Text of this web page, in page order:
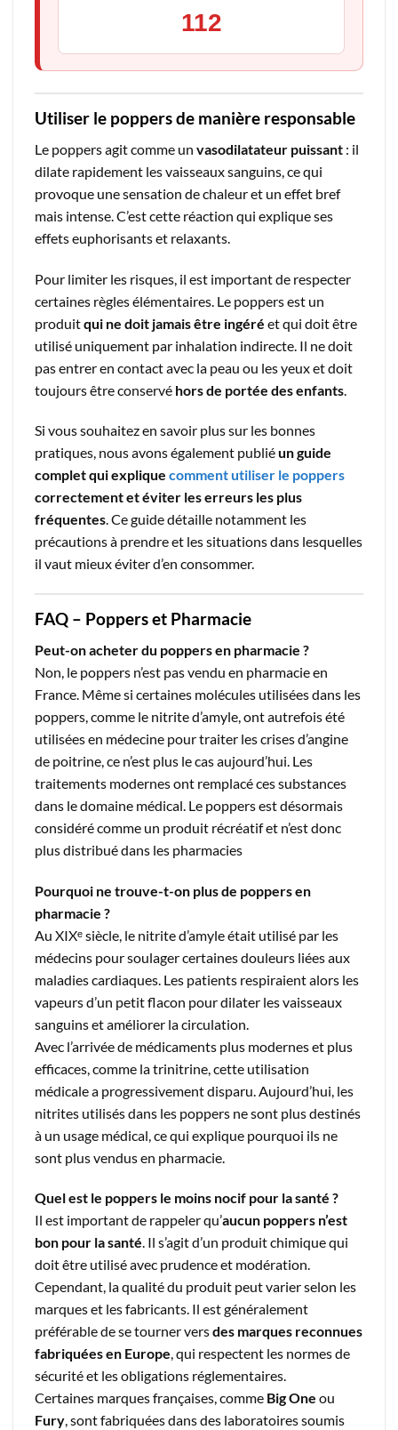
112
Utiliser le poppers de manière responsable
Le poppers agit comme un vasodilatateur puissant : il
dilate rapidement les vaisseaux sanguins, ce qui
provoque une sensation de chaleur et un effet bref
mais intense. C’est cette réaction qui explique ses
effets euphorisants et relaxants.
Pour limiter les risques, il est important de respecter
certaines règles élémentaires. Le poppers est un
produitqui ne doit jamais être ingéré et qui doit être
utilisé uniquement par inhalation indirecte. Il ne doit
pas entrer en contact avec la peau ou les yeux et doit
toujours être conservé hors de portée des enfants
Si vous souhaitez en savoir plus sur les bonnes
pratiques, nous avons également publiéun guide
complet qui explique comment utiliser le poppers
correctement et éviter les erreurs les plus
fréquentes. Ce guide détaille notamment les
précautions à prendre et les situations dans lesquelles
il vaut mieux éviter d’en consommer.
FAQ – Poppers et Pharmacie
Peut-on acheter du poppers en pharmacie ?
Non, le poppers n’est pas vendu en pharmacie en
France. Même si certaines molécules utilisées dans les
poppers, comme le nitrite d’amyle, ont autrefois été
utilisées en médecine pour traiter les crises d’angine
de poitrine, ce n’est plus le cas aujourd’hui. Les
traitements modernes ont remplacé ces substances
dans le domaine médical. Le poppers est désormais
considéré comme un produit récréatif et n’est donc
plus distribué dans les pharmacies
Pourquoi ne trouve-t-on plus de poppers en
pharmacie ?
Au XIXᵉ siècle, le nitrite d’amyle était utilisé par les
médecins pour soulager certaines douleurs liées aux
maladies cardiaques. Les patients respiraient alors les
vapeurs d’un petit flacon pour dilater les vaisseaux
sanguins et améliorer la circulation.
Avec l’arrivée de médicaments plus modernes et plus
efficaces, comme la trinitrine, cette utilisation
médicale a progressivement disparu. Aujourd’hui, les
nitrites utilisés dans les poppers ne sont plus destinés
à un usage médical, ce qui explique pourquoi ils ne
sont plus vendus en pharmacie.
Quel est le poppers le moins nocif pour la santé ?
Il est important de rappeler qu’aucun poppers n’est
bon pour la santé. Il s’agit d’un produit chimique qui
doit être utilisé avec prudence et modération.
Cependant, la qualité du produit peut varier selon les
marques et les fabricants. Il est généralement
préférable de se tourner versdes marques reconnues
fabriquées en Europe, qui respectent les normes de
sécurité et les obligations réglementaires.
Certaines marques françaises, comme Big One ou
Fury, sont fabriquées dans des laboratoires soumis